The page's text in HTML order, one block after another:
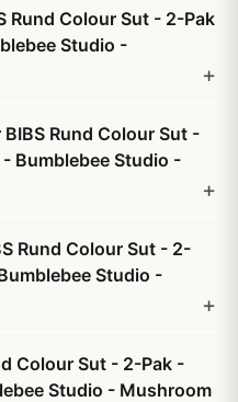
Rund Colour Sut - 2-Pak
Studio -
Rund Colour Sut -
Bumblebee Studio -
Rund Colour Sut - 2-
Studio -
Colour Sut - 2-Pak -
Studio - Mushroom